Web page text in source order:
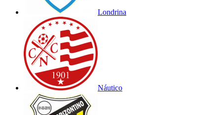
Londrina
Náutico